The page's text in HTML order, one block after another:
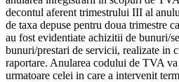
decontul aferent trimestrului III al
de taxa depuse pentru doua trimestre
au fost evidentiate achizitii de bunuri/
bunuri/prestari de servicii, realizate in
raportare. Anularea codului de TVA
urmatoare celei in care a intervenit